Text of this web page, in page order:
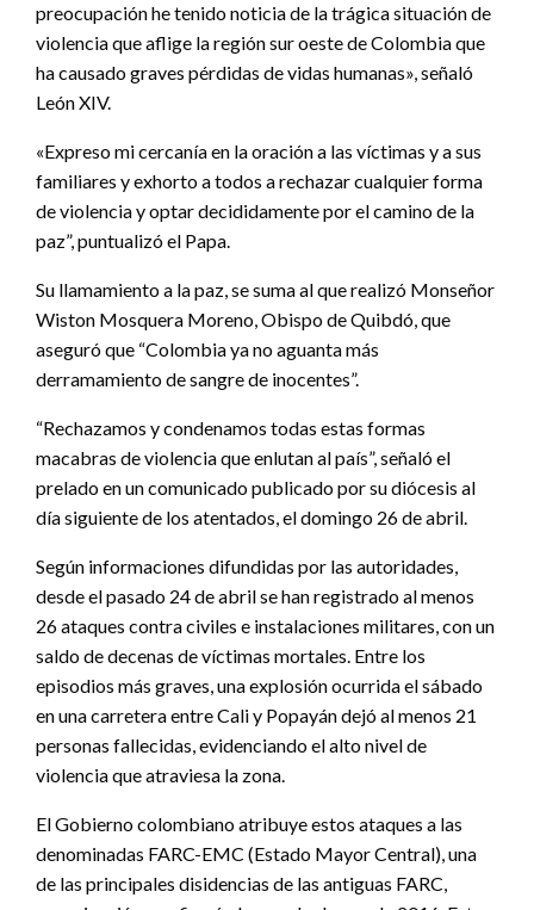
preocupación he tenido noticia de la trágica situación de
violencia que aflige la región sur oeste de Colombia que
ha causado graves pérdidas de vidas humanas», señaló
León XIV.
«Expreso mi cercanía en la oración a las víctimas y a sus
familiares y exhorto a todos a rechazar cualquier forma
de violencia y optar decididamente por el camino de la
paz”, puntualizó el Papa.
Su llamamiento a la paz, se suma al que realizó Monseñor
Wiston Mosquera Moreno, Obispo de Quibdó, que
aseguró que “Colombia ya no aguanta más
derramamiento de sangre de inocentes”.
“Rechazamos y condenamos todas estas formas
macabras de violencia que enlutan al país”, señaló el
prelado en un comunicado publicado por su diócesis al
día siguiente de los atentados, el domingo 26 de abril.
Según informaciones difundidas por las autoridades,
desde el pasado 24 de abril se han registrado al menos
26 ataques contra civiles e instalaciones militares, con un
saldo de decenas de víctimas mortales. Entre los
episodios más graves, una explosión ocurrida el sábado
en una carretera entre Cali y Popayán dejó al menos 21
personas fallecidas, evidenciando el alto nivel de
violencia que atraviesa la zona.
El Gobierno colombiano atribuye estos ataques a las
denominadas FARC-EMC (Estado Mayor Central), una
de las principales disidencias de las antiguas FARC,